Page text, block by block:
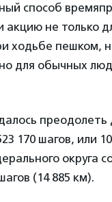
способ
не только
ходьбе пешком,
для обычных
170 шагов, или
округа
(14 885 км).